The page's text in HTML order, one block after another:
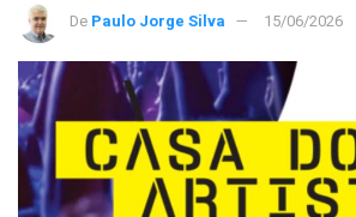
De Paulo Jorge Silva 15/06/2026